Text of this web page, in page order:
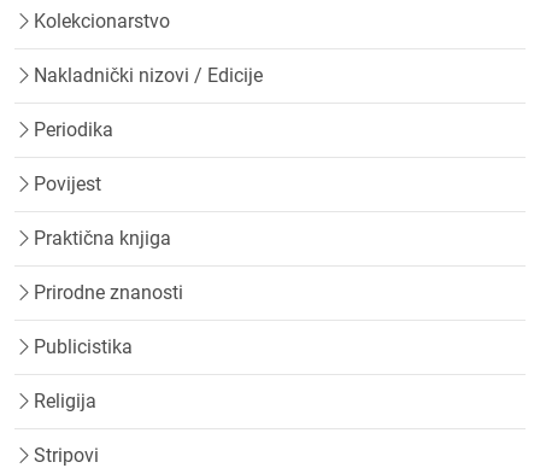
Kolekcionarstvo
Nakladnički nizovi / Edicije
Periodika
Povijest
Praktična knjiga
Prirodne znanosti
Publicistika
Religija
Stripovi